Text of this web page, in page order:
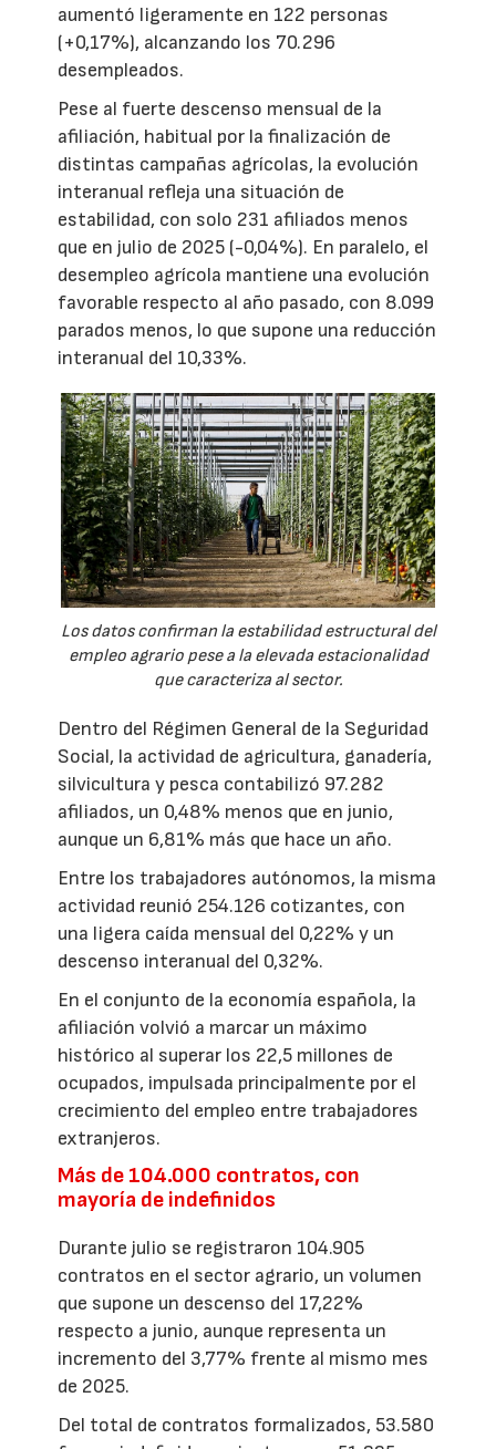
aumentó ligeramente en 122 personas
(+0,17%), alcanzando los 70.296
desempleados.
Pese al fuerte descenso mensual de la
afiliación, habitual por la finalización de
distintas campañas agrícolas, la evolución
interanual refleja una situación de
estabilidad, con solo 231 afiliados menos
que en julio de 2025 (-0,04%). En paralelo, el
desempleo agrícola mantiene una evolución
favorable respecto al año pasado, con 8.099
parados menos, lo que supone una reducción
interanual del 10,33%.
Los datos confirman la estabilidad estructural del
empleo agrario pese a la elevada estacionalidad
que caracteriza al sector.
Dentro del Régimen General de la Seguridad
Social, la actividad de agricultura, ganadería,
silvicultura y pesca contabilizó 97.282
afiliados, un 0,48% menos que en junio,
aunque un 6,81% más que hace un año.
Entre los trabajadores autónomos, la misma
actividad reunió 254.126 cotizantes, con
una ligera caída mensual del 0,22% y un
descenso interanual del 0,32%.
En el conjunto de la economía española, la
afiliación volvió a marcar un máximo
histórico al superar los 22,5 millones de
ocupados, impulsada principalmente por el
crecimiento del empleo entre trabajadores
extranjeros.
Más de 104.000 contratos, con
mayoría de indefinidos
Durante julio se registraron 104.905
contratos en el sector agrario, un volumen
que supone un descenso del 17,22%
respecto a junio, aunque representa un
incremento del 3,77% frente al mismo mes
de 2025.
Del total de contratos formalizados, 53.580